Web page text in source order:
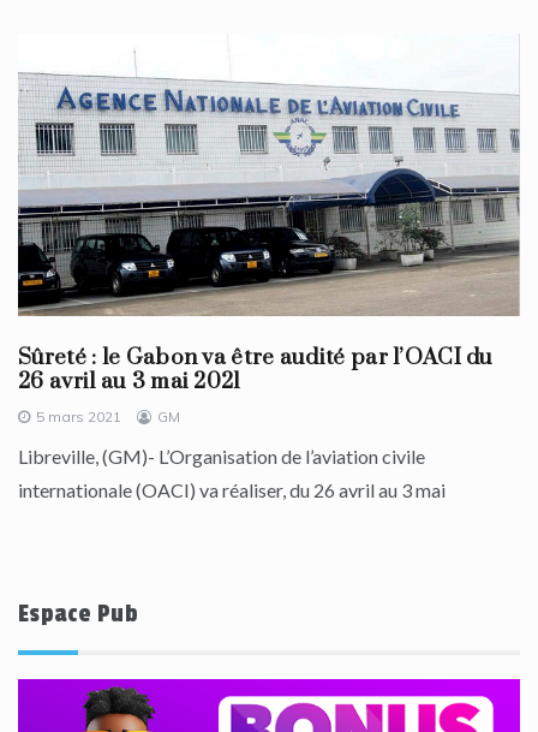
Sûreté : le Gabon va être audité par l’OACI du
26 avril au 3 mai 2021
5 mars 2021 GM
Libreville, (GM)- L’Organisation de l’aviation civile
internationale (OACI) va réaliser, du 26 avril au 3 mai
Espace Pub